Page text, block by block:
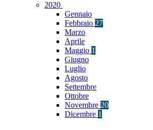
2020
Gennaio
Febbraio 27
Marzo
Aprile
Maggio 1
Giugno
Luglio
Agosto
Settembre
Ottobre
Novembre 20
Dicembre 1